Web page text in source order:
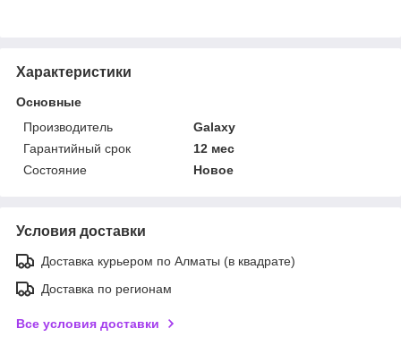
Характеристики
Основные
Производитель
Galaxy
Гарантийный срок
12 мес
Состояние
Новое
Условия доставки
Доставка курьером по Алматы (в квадрате)
Доставка по регионам
Все условия доставки